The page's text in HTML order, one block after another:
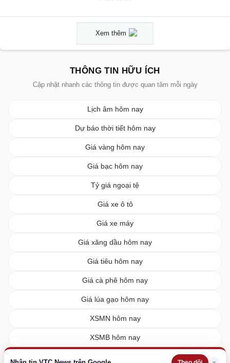
Xem thêm
THÔNG TIN HỮU ÍCH
Cập nhật nhanh các thông tin được quan tâm mỗi ngày
Lịch âm hôm nay
Dự báo thời tiết hôm nay
Giá vàng hôm nay
Giá bạc hôm nay
Tỷ giá ngoại tệ
Giá xe ô tô
Giá xe máy
Giá xăng dầu hôm nay
Giá tiêu hôm nay
Giá cà phê hôm nay
Giá lúa gạo hôm nay
XSMN hôm nay
XSMB hôm nay